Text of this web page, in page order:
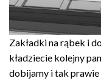
Zakładki na rąbek i
kładziecie kolejny
dobijamy i tak prawie